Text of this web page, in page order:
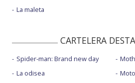
La maleta
CARTELERA
Spider-man: Brand new day
La odisea